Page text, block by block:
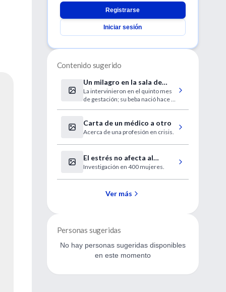
Registrarse
Iniciar sesión
Contenido sugerido
Un milagro en la sala de
cirugía
La intervinieron en el quinto mes
de gestación; su beba nació hace 9
Carta de un médico a otro
Acerca de una profesión en crisis.
El estrés no afecta al
resultado de la fecundación
'in vitro'
Investigación en 400 mujeres.
Ver más
Personas sugeridas
No hay personas sugeridas disponibles
en este momento